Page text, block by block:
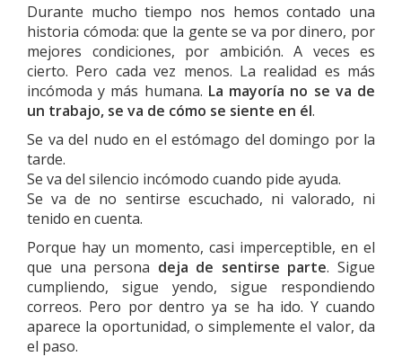
Durante mucho tiempo nos hemos contado una
historia cómoda: que la gente se va por dinero, por
mejores condiciones, por ambición. A veces es
cierto. Pero cada vez menos. La realidad es más
incómoda y más humana. La mayoría no se va de
un trabajo, se va de cómo se siente en él.
Se va del nudo en el estómago del domingo por la
tarde.
Se va del silencio incómodo cuando pide ayuda.
Se va de no sentirse escuchado, ni valorado, ni
tenido en cuenta.
Porque hay un momento, casi imperceptible, en el
que una persona deja de sentirse parte. Sigue
cumpliendo, sigue yendo, sigue respondiendo
correos. Pero por dentro ya se ha ido. Y cuando
aparece la oportunidad, o simplemente el valor, da
el paso.